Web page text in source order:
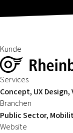
Kunde
Services
Concept, UX
Branchen
Public Sector,
Website